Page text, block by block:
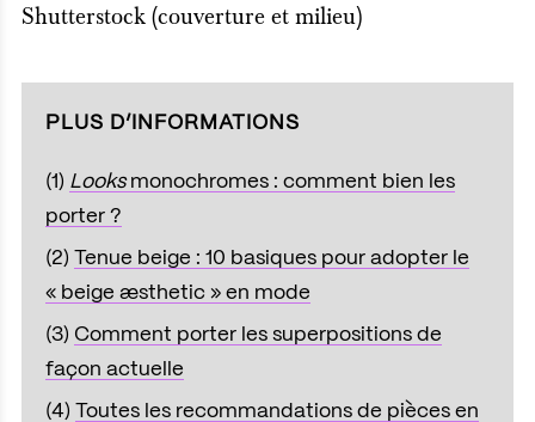
Shutterstock (couverture et milieu)
PLUS D’INFORMATIONS
(1) Looksmonochromes : comment bien les
porter ?
(2) Tenue beige : 10 basiques pour adopter le
« beige æsthetic » en mode
(3) Comment porter les superpositions de
façon actuelle
(4) Toutes les recommandations de pièces en